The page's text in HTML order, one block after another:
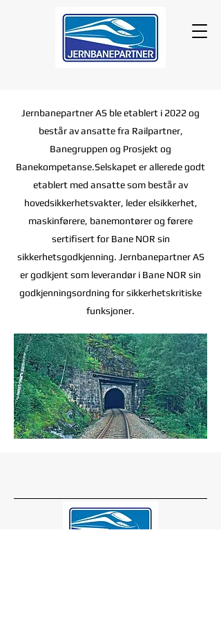
Jernbanepartner AS ble etablert i 2022 og
består av ansatte fra Railpartner,
Banegruppen og Prosjekt og
Banekompetanse.Selskapet er allerede godt
etablert med ansatte som består av
hovedsikkerhetsvakter, leder elsikkerhet,
maskinførere, banemontører og førere
sertifisert for Bane NOR sin
sikkerhetsgodkjenning. Jernbanepartner AS
er godkjent som leverandør i Bane NOR sin
godkjenningsordning for sikkerhetskritiske
funksjoner.